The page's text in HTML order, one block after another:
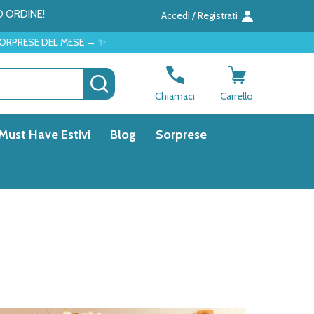
ORDINE! Accedi / Registrati
MESE → ✨
CERCA
Chiamaci Carrello
Have Estivi Blog Sorprese